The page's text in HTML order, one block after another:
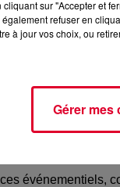
événementiels,
sur "Accepter et
refuser en
à jour vos choix, ou
Gérer mes